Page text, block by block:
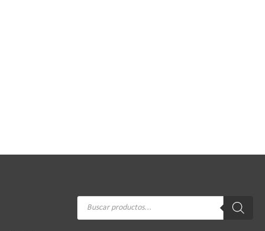
Búsqueda
productos